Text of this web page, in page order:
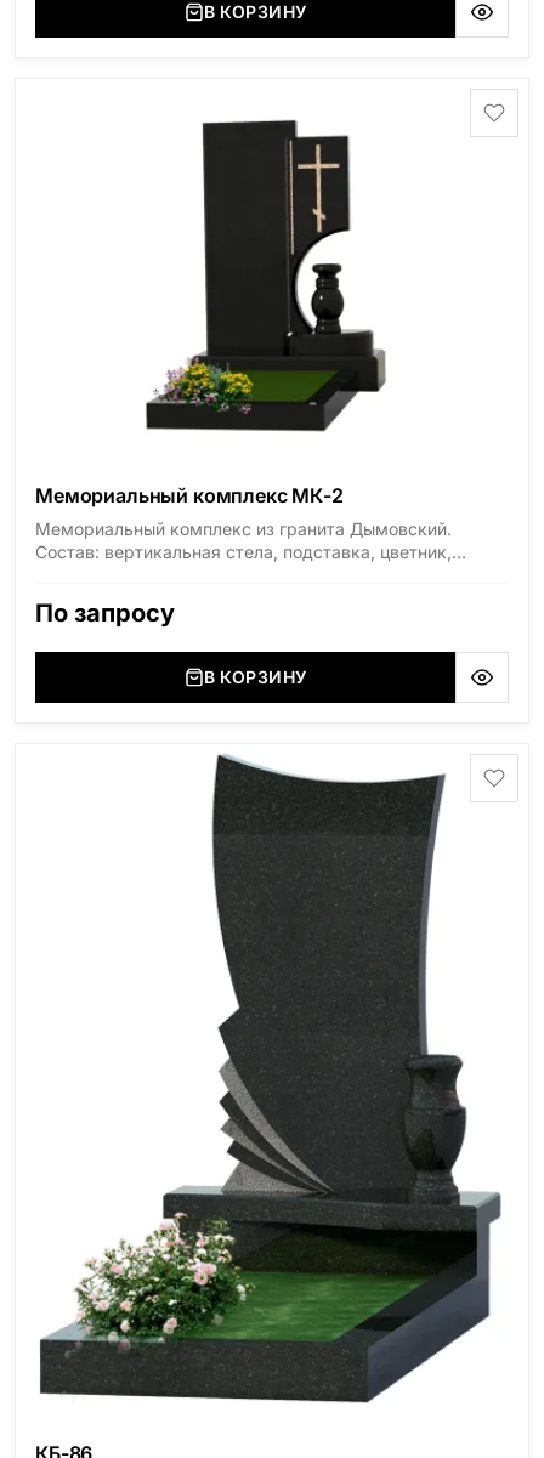
В КОРЗИНУ
Мемориальный комплекс МК-2
Мемориальный комплекс из гранита Дымовский.
Состав: вертикальная стела, подставка, цветник,
размерах.
По запросу
В КОРЗИНУ